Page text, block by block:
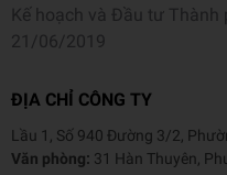
Kế hoạch và Đầu tư Thành
21/06/2019
ĐỊA CHỈ CÔNG TY
Lầu 1, Số 940 Đường 3/2,
Văn phòng: 31 Hàn Thuyên,